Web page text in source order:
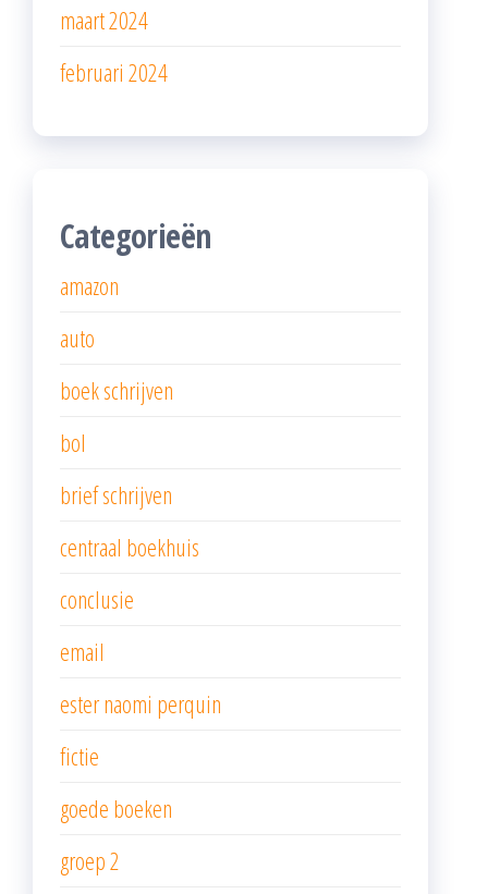
maart 2024
februari 2024
Categorieën
amazon
auto
boek schrijven
bol
brief schrijven
centraal boekhuis
conclusie
email
ester naomi perquin
fictie
goede boeken
groep 2